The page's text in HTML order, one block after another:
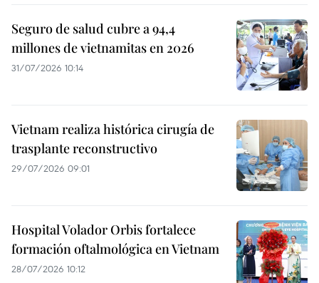
Seguro de salud cubre a 94,4
millones de vietnamitas en 2026
31/07/2026 10:14
Vietnam realiza histórica cirugía de
trasplante reconstructivo
29/07/2026 09:01
Hospital Volador Orbis fortalece
formación oftalmológica en Vietnam
28/07/2026 10:12